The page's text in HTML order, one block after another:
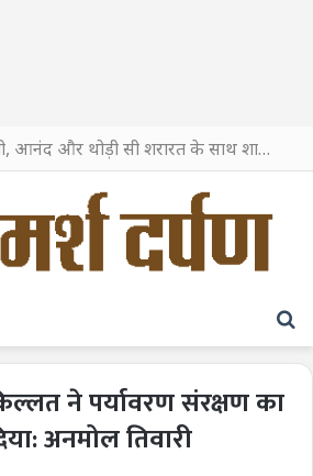
टिफिन में जोड़ी खुशी, आनंद और थोड़ी सी शरारत के साथ शाहरुख खान ने टिफिन बॉक्स को दी हैप्पी एंडिंग
ने पर्यावरण संरक्षण का
अनमोल तिवारी